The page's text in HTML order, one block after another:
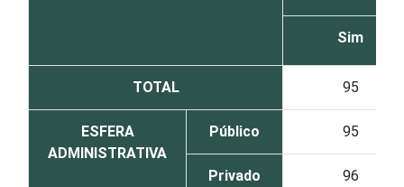
Sim
TOTAL 95
ESFERA
ADMINISTRATIVA
Público 95
Privado 96